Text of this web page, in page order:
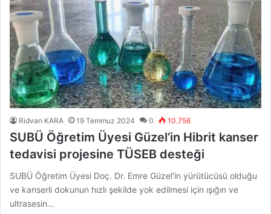
Ridvan KARA 19 Temmuz 2024 0 10.756
SUBÜ Öğretim Üyesi Güzel’in Hibrit kanser
tedavisi projesine TÜSEB desteği
SUBÜ Öğretim Üyesi Doç. Dr. Emre Güzel’in yürütücüsü olduğu
ve kanserli dokunun hızlı şekilde yok edilmesi için ışığın ve
ultrasesin…